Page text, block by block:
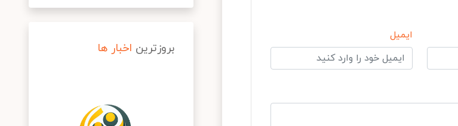
ایمیل
بروزترین اخبار ها